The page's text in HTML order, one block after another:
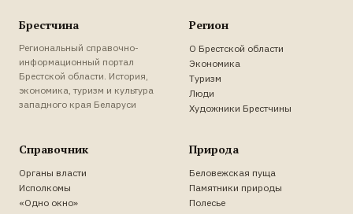
Брестчина
Региональный справочно-
информационный портал
Брестской области. История,
экономика, туризм и культура
западного края Беларуси
Регион
О Брестской области
Экономика
Туризм
Люди
Художники Брестчины
Справочник
Органы власти
Исполкомы
«Одно окно»
Природа
Беловежская пуща
Памятники природы
Полесье